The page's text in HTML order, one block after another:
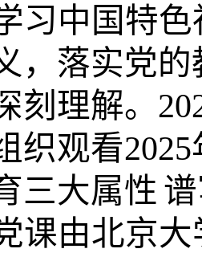
习中国特
，落实党
刻理解。
织观看
三大属性
课由北京